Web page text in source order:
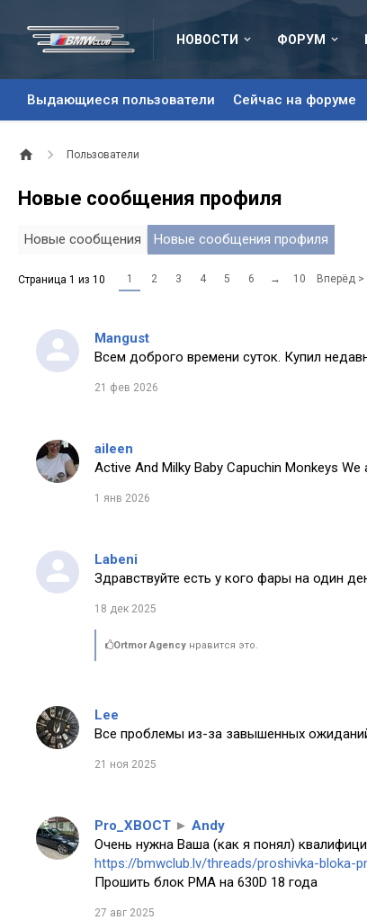
НОВОСТИ ФОРУМ
Выдающиеся пользователи Сейчас на форуме
Пользователи
Новые сообщения профиля
Новые сообщения Новые сообщения профиля
Страница 1 из 10 1 2 3 4 5 6 → 10 Вперёд >
Mangust
Всем доброго времени суток. Купил
21 фев 2026
aileen
Active And Milky Baby Capuchin Monkeys
1 янв 2026
Labeni
Здравствуйте есть у кого фары на один
18 дек 2025
Ortmor Agency нравится это.
Lee
Все проблемы из-за завышенных
21 ноя 2025
Pro_XBOCT ► Andy
Очень нужна Ваша (как я понял)
https://bmwclub.lv/threads/proshivka-bloka-
Прошить блок PMA на 630D 18 года
27 авг 2025